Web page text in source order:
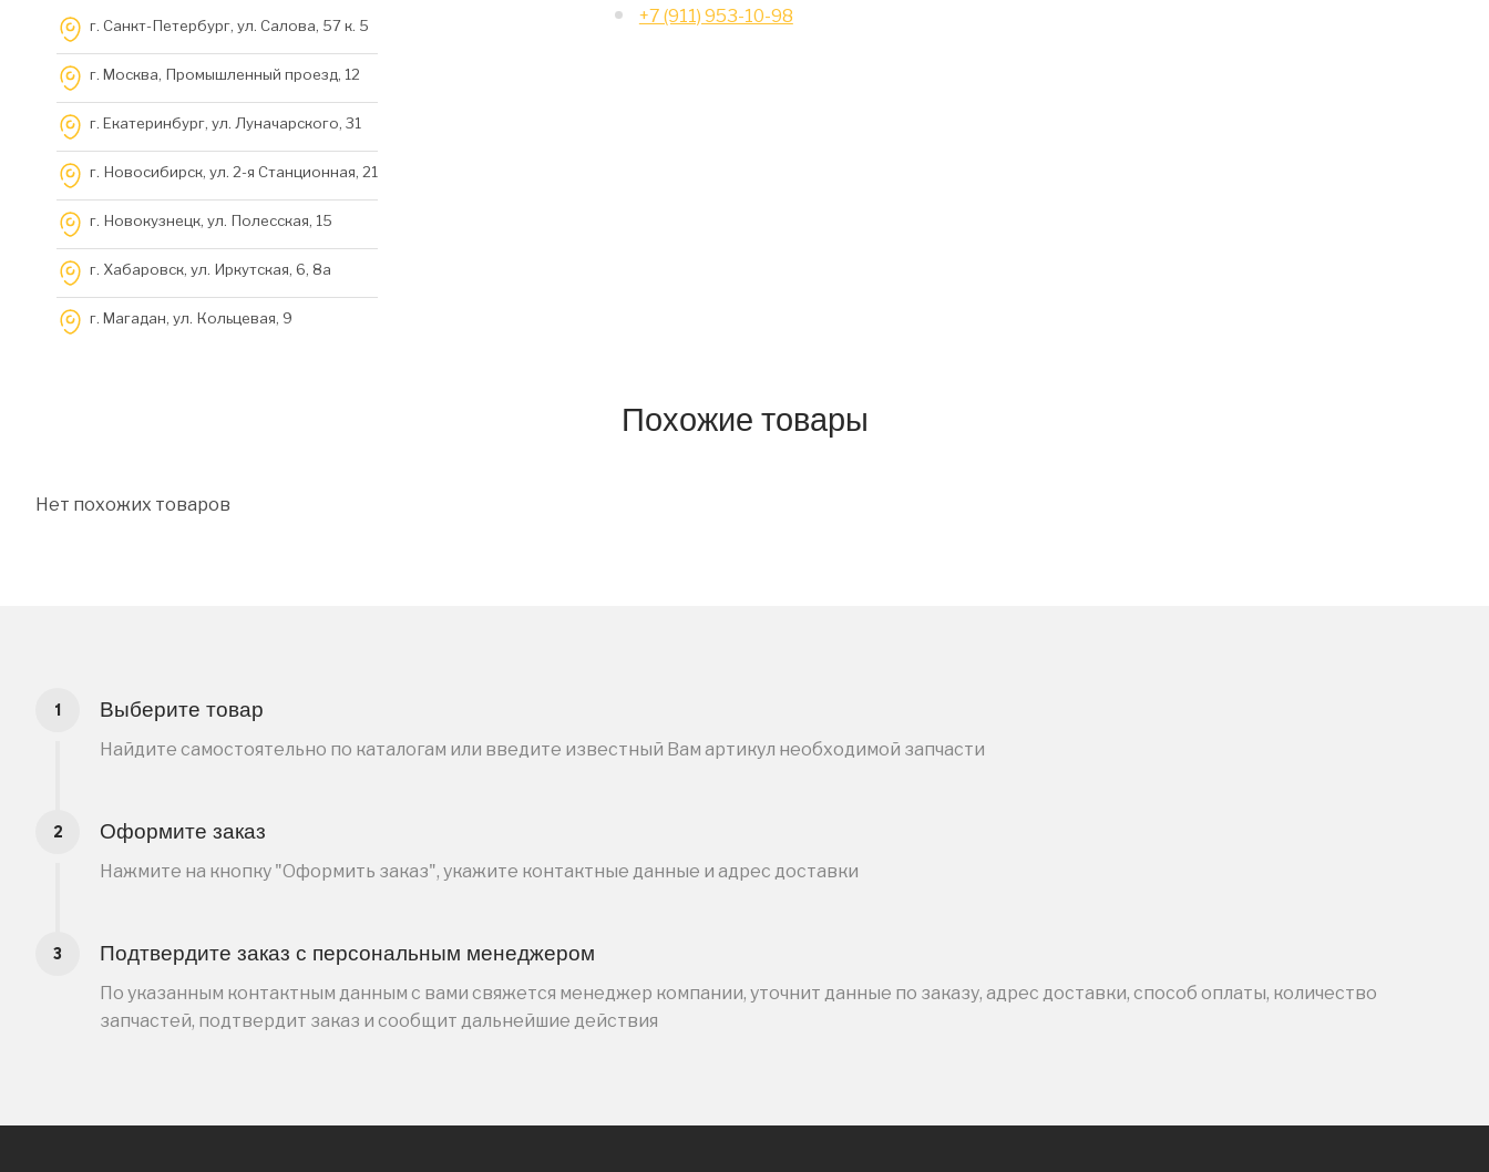
г. Санкт-Петербург, ул. Салова, 57 к. 5
г. Москва, Промышленный проезд, 12
г. Екатеринбург, ул. Луначарского, 31
г. Новосибирск, ул. 2-я Станционная, 21
г. Новокузнецк, ул. Полесская, 15
г. Хабаровск, ул. Иркутская, 6, 8a
г. Магадан, ул. Кольцевая, 9
+7 (911) 953-10-98
Похожие товары
Нет похожих товаров
Выберите товар
Найдите самостоятельно по каталогам или введите известный Вам артикул необходимой запчасти
Оформите заказ
Нажмите на кнопку "Оформить заказ", укажите контактные данные и адрес доставки
Подтвердите заказ с персональным менеджером
По указанным контактным данным с вами свяжется менеджер компании, уточнит данные по заказу, адрес доставки, способ оплаты, количество
запчастей, подтвердит заказ и сообщит дальнейшие действия